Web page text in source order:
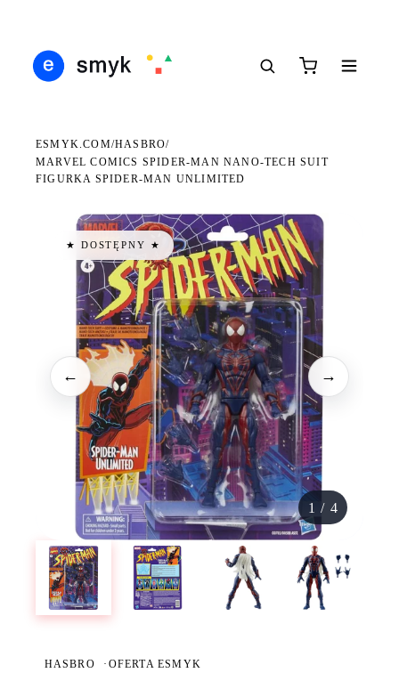
ESMYK.COM/HASBRO/
MARVEL COMICS SPIDER-MAN NANO-TECH SUIT
FIGURKA SPIDER-MAN UNLIMITED
★ DOSTĘPNY ★
← →
1 / 4
HASBRO · OFERTA ESMYK